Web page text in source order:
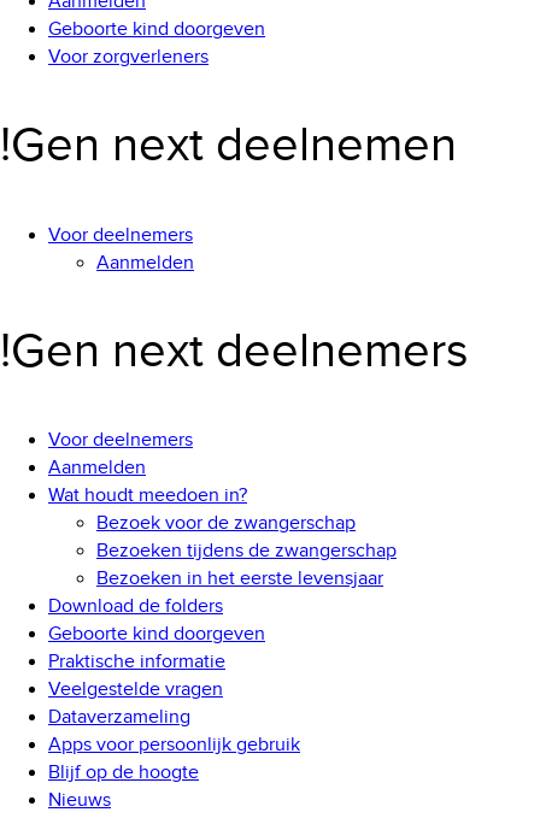
Geboorte kind doorgeven
Voor zorgverleners
!Gen next deelnemen
Voor deelnemers
Aanmelden
!Gen next deelnemers
Voor deelnemers
Aanmelden
Wat houdt meedoen in?
Bezoek voor de zwangerschap
Bezoeken tijdens de zwangerschap
Bezoeken in het eerste levensjaar
Download de folders
Geboorte kind doorgeven
Praktische informatie
Veelgestelde vragen
Dataverzameling
Apps voor persoonlijk gebruik
Blijf op de hoogte
Nieuws